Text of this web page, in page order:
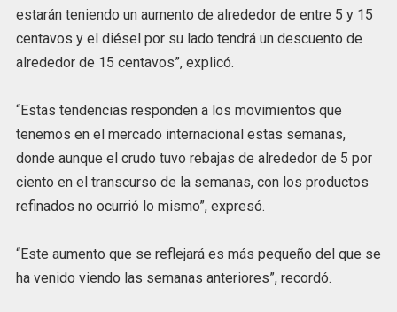
estarán teniendo un aumento de alrededor de entre 5 y 15
centavos y el diésel por su lado tendrá un descuento de
alrededor de 15 centavos”, explicó.
“Estas tendencias responden a los movimientos que
tenemos en el mercado internacional estas semanas,
donde aunque el crudo tuvo rebajas de alrededor de 5 por
ciento en el transcurso de la semanas, con los productos
refinados no ocurrió lo mismo”, expresó.
“Este aumento que se reflejará es más pequeño del que se
ha venido viendo las semanas anteriores”, recordó.